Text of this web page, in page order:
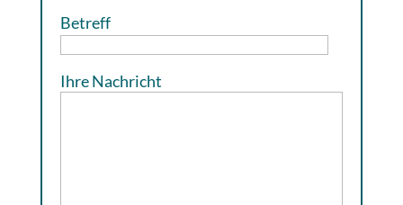
Betreff
Ihre Nachricht